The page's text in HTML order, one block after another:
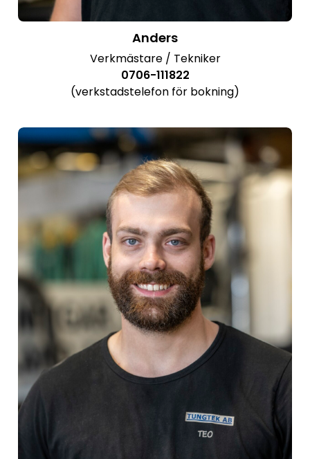
Anders
Verkmästare / Tekniker
0706-111822
(verkstadstelefon för bokning)